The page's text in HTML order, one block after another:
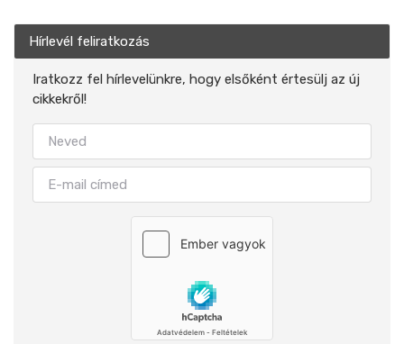
Hírlevél feliratkozás
Iratkozz fel hírlevelünkre, hogy elsőként értesülj az új
cikkekről!